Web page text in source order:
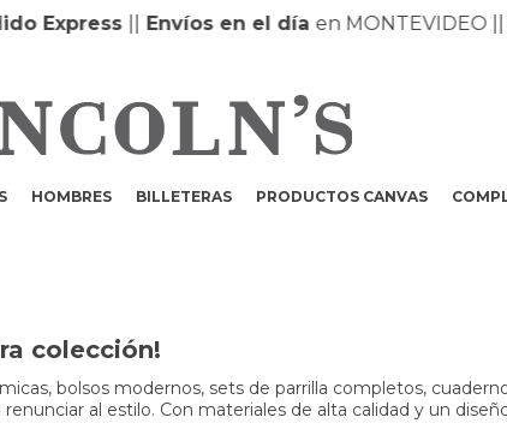
||Envíos en el díaen MONTEVIDEO || Envíos
HOMBRES BILLETERAS PRODUCTOS CANVAS
colección!
bolsos modernos, sets de parrilla completos,
al estilo. Con materiales de alta calidad y un